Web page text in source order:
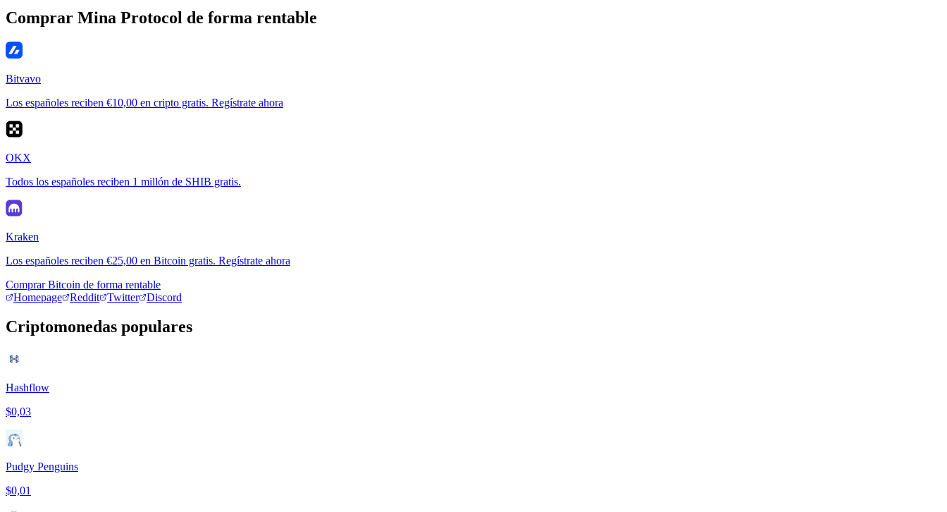
Comprar Mina Protocol de forma rentable
Bitvavo
Los españoles reciben €10,00 en cripto gratis. Regístrate ahora
OKX
Todos los españoles reciben 1 millón de SHIB gratis.
Kraken
Los españoles reciben €25,00 en Bitcoin gratis. Regístrate ahora
Comprar Bitcoin de forma rentable
Homepage
Reddit Twitter Discord
Criptomonedas populares
Hashflow
$0,03
Pudgy Penguins
$0,01